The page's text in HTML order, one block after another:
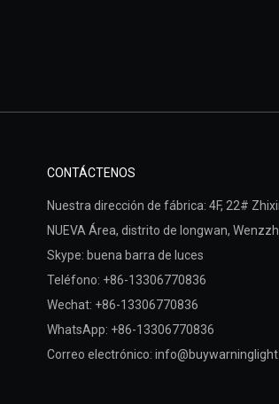
CONTÁCTENOS
Nuestra dirección de fábrica: 4F, ​​22#
NUEVA Área, distrito de longwan,
Skype: buena barra de luces
Teléfono: +86-13306770836
Wechat: +86-13306770836
WhatsApp: +86-13306770836
Correo electrónico: